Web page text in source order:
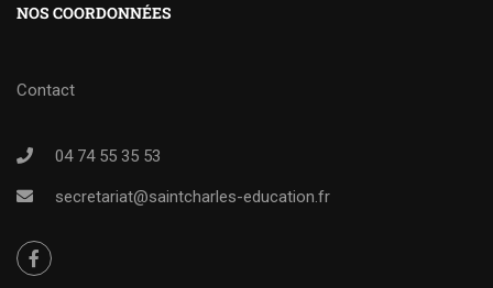
NOS COORDONNÉES
Contact
04 74 55 35 53
secretariat@saintcharles-education.fr